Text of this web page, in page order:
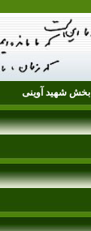
بخش شهید آوینی